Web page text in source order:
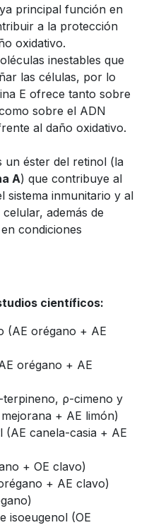
principal función en
a la protección
oxidativo.
inestables que
las células, por lo
E ofrece tanto sobre
sobre el ADN
al daño oxidativo.
un éster del retinol (la
A) que contribuye al
sistema inmunitario y al
además de
condiciones
científicos:
(AE orégano + AE
orégano + AE
ρ-cimeno y
+ AE limón)
(AE canela-casia + AE
+ OE clavo)
+ AE clavo)
isoeugenol (OE